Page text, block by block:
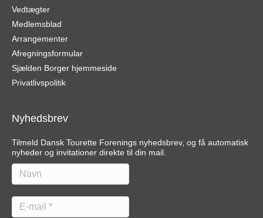
Vedtægter
Medlemsblad
Arrangementer
Afregningsformular
Sjælden Borger hjemmeside
Privatlivspolitik
Nyhedsbrev
Tilmeld Dansk Tourette Forenings nyhedsbrev, og få automatisk
nyheder og invitationer direkte til din mail.